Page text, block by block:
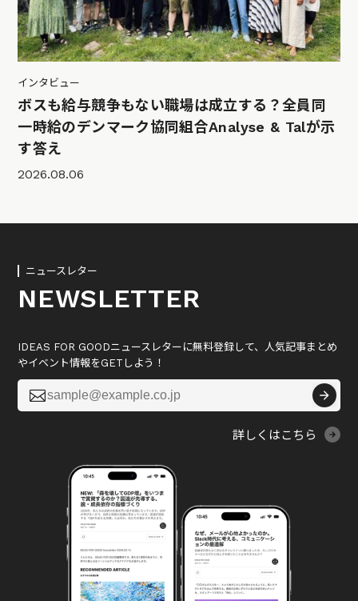
インタビュー
ボスも給与競争もない職場は成立する？全員同
一時給のデンマーク協同組合Analyse & Talが示
す答え
2026.08.06
ニュースレター
NEWSLETTER
IDEAS FOR GOODニュースレターに無料登録して、人気記事まとめ
やイベント情報をGETしよう！

詳しくはこちら